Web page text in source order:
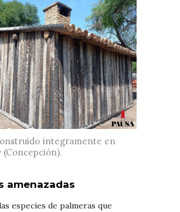
íntegramente en
(Concepción).
amenazadas
especies de palmeras que